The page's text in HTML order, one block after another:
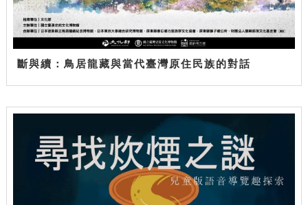
斷與續：鳥居龍藏與當代臺灣原住民族的對話